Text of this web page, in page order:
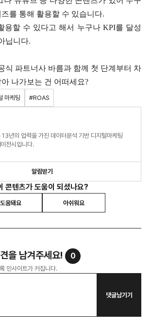
를 통해 활용할 수 있습니다.
용할 수 있다고 해서 누구나 KPI를 달성
닙니다.
식 파트너사 바름과 함께 첫 단계부터 차
나가보는 건 어떠세요?
마케팅 #ROAS
13년의 업력을 가진 데이터분석 기반 디지털마케팅
전시입니다.
알림받기
콘텐츠가 도움이 되셨나요?
도움돼요 아쉬워요
을 남겨주세요! 0
인사이트가 커집니다.
댓글남기기